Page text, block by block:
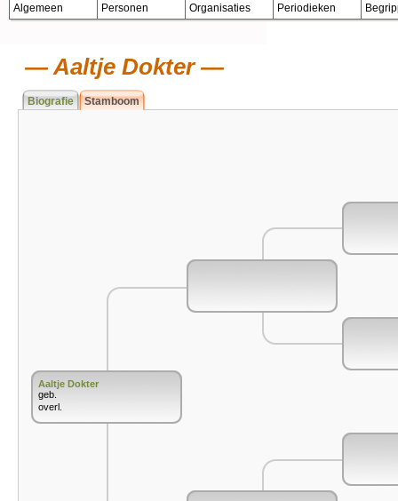
Algemeen Personen Organisaties Periodieken
Aaltje Dokter
Biografie Stamboom
Aaltje Dokter
geb.
overl.